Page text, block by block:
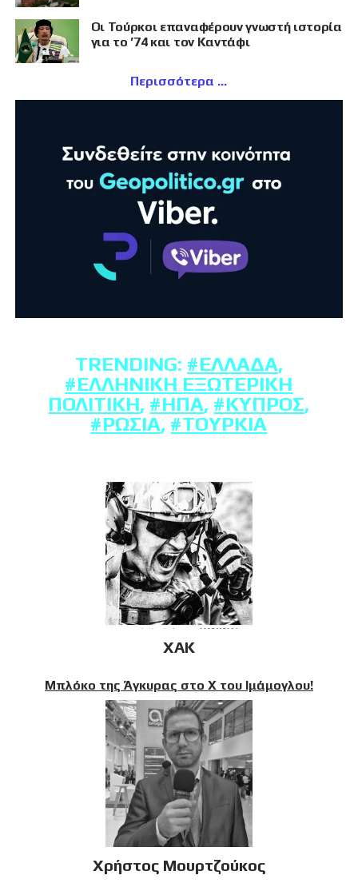
Οι Τούρκοι επαναφέρουν γνωστή ιστορία
για το ’74 και τον Καντάφι
Περισσότερα
TRENDING: #ΕΛΛΆΔΑ,
#ΕΛΛΗΝΙΚΉ ΕΞΩΤΕΡΙΚΉ
ΠΟΛΙΤΙΚΉ, #ΗΠΑ, #ΚΎΠΡΟΣ,
#ΡΩΣΊΑ, #ΤΟΥΡΚΊΑ
XAK
Μπλόκο της Άγκυρας στο X του Ιμάμογλου!
Χρήστος Μουρτζούκος